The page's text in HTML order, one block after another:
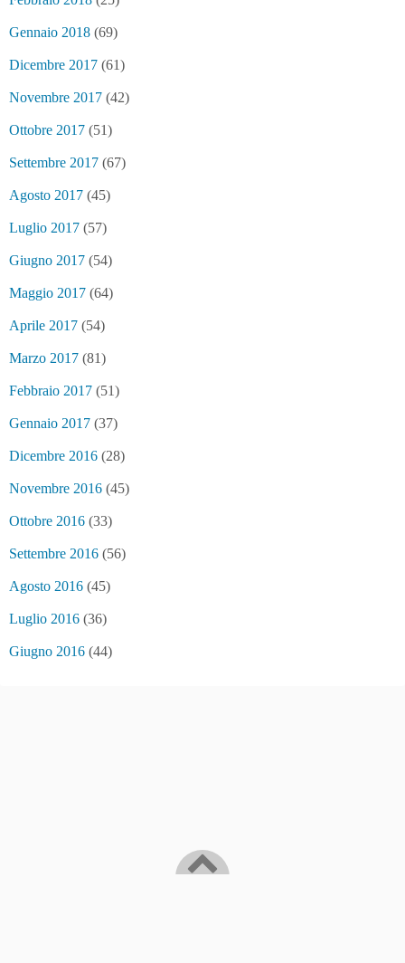
Gennaio 2018 (69)
Dicembre 2017 (61)
Novembre 2017 (42)
Ottobre 2017 (51)
Settembre 2017 (67)
Agosto 2017 (45)
Luglio 2017 (57)
Giugno 2017 (54)
Maggio 2017 (64)
Aprile 2017 (54)
Marzo 2017 (81)
Febbraio 2017 (51)
Gennaio 2017 (37)
Dicembre 2016 (28)
Novembre 2016 (45)
Ottobre 2016 (33)
Settembre 2016 (56)
Agosto 2016 (45)
Luglio 2016 (36)
Giugno 2016 (44)